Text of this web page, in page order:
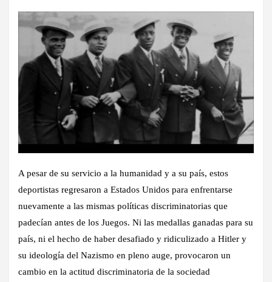
A pesar de su servicio a la humanidad y a su país, estos
deportistas regresaron a Estados Unidos para enfrentarse
nuevamente a las mismas políticas discriminatorias que
padecían antes de los Juegos. Ni las medallas ganadas para su
país, ni el hecho de haber desafiado y ridiculizado a Hitler y
su ideología del Nazismo en pleno auge, provocaron un
cambio en la actitud discriminatoria de la sociedad